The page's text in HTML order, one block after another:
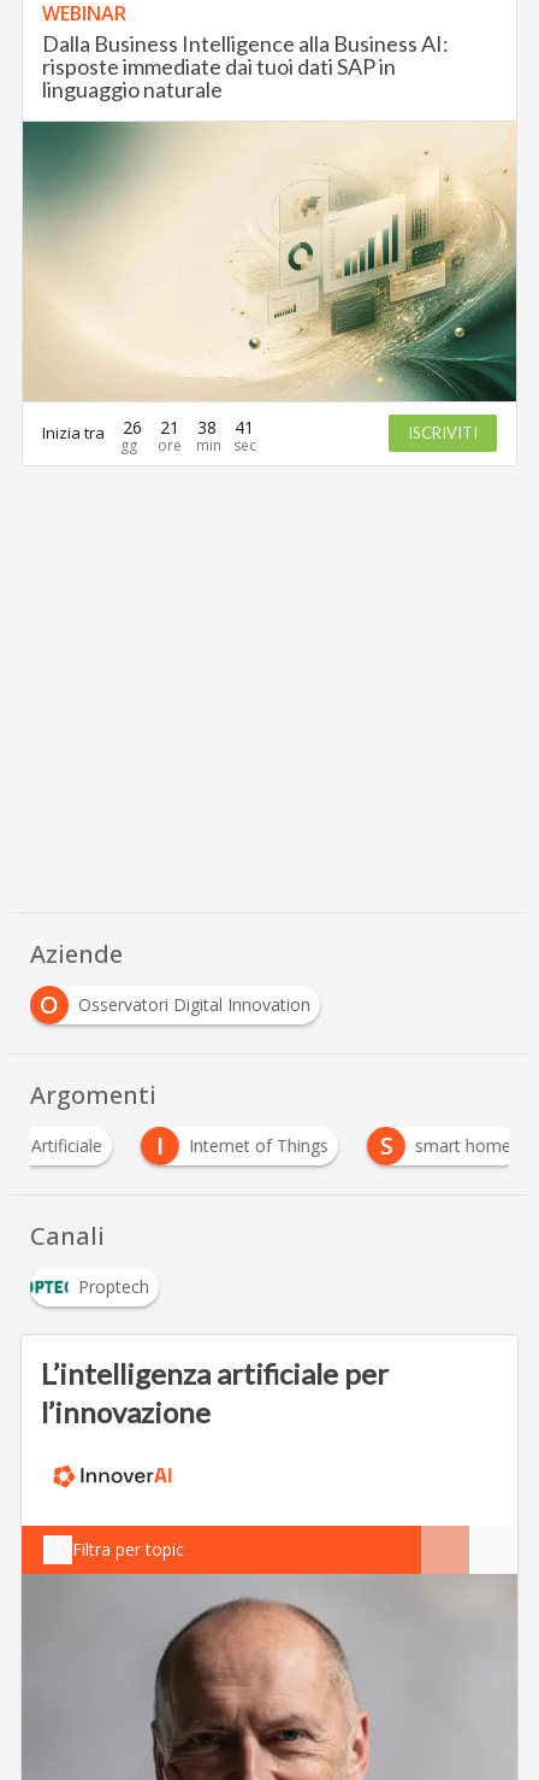
WEBINAR
Dalla Business Intelligence alla Business AI:
risposte immediate dai tuoi dati SAP in
linguaggio naturale
Inizia tra 26 21 38 41 ISCRIVITI
Aziende
O
Osservatori Digital Innovation
Argomenti
Artificiale I Internet of Things S smart home
Canali
Proptech
L’intelligenza artificiale per
l’innovazione
Filtra per topic